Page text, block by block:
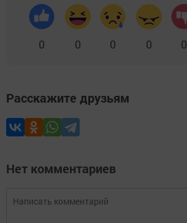
0 0 0 0 0
Расскажите друзьям
Нет комментариев